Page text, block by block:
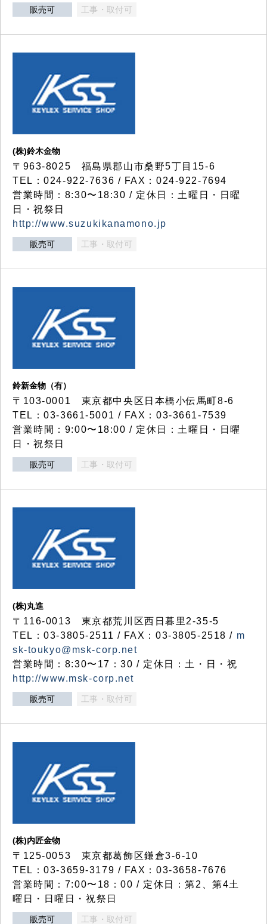
販売可 工事・取付可
(株)鈴木金物
〒963-8025 福島県郡山市桑野5丁目15-6
TEL：024-922-7636 / FAX：024-922-7694
営業時間：8:30〜18:30 / 定休日：土曜日・日曜
日・祝祭日
http://www.suzukikanamono.jp
販売可 工事・取付可
鈴新金物（有）
〒103-0001 東京都中央区日本橋小伝馬町8-6
TEL：03-3661-5001 / FAX：03-3661-7539
営業時間：9:00〜18:00 / 定休日：土曜日・日曜
日・祝祭日
販売可 工事・取付可
(株)丸進
〒116-0013 東京都荒川区西日暮里2-35-5
TEL：03-3805-2511 / FAX：03-3805-2518 / m
sk-toukyo@msk-corp.net
営業時間：8:30〜17：30 / 定休日：土・日・祝
http://www.msk-corp.net
販売可 工事・取付可
(株)内匠金物
〒125-0053 東京都葛飾区鎌倉3-6-10
TEL：03-3659-3179 / FAX：03-3658-7676
営業時間：7:00〜18：00 / 定休日：第2、第4土
曜日・日曜日・祝祭日
販売可 工事・取付可